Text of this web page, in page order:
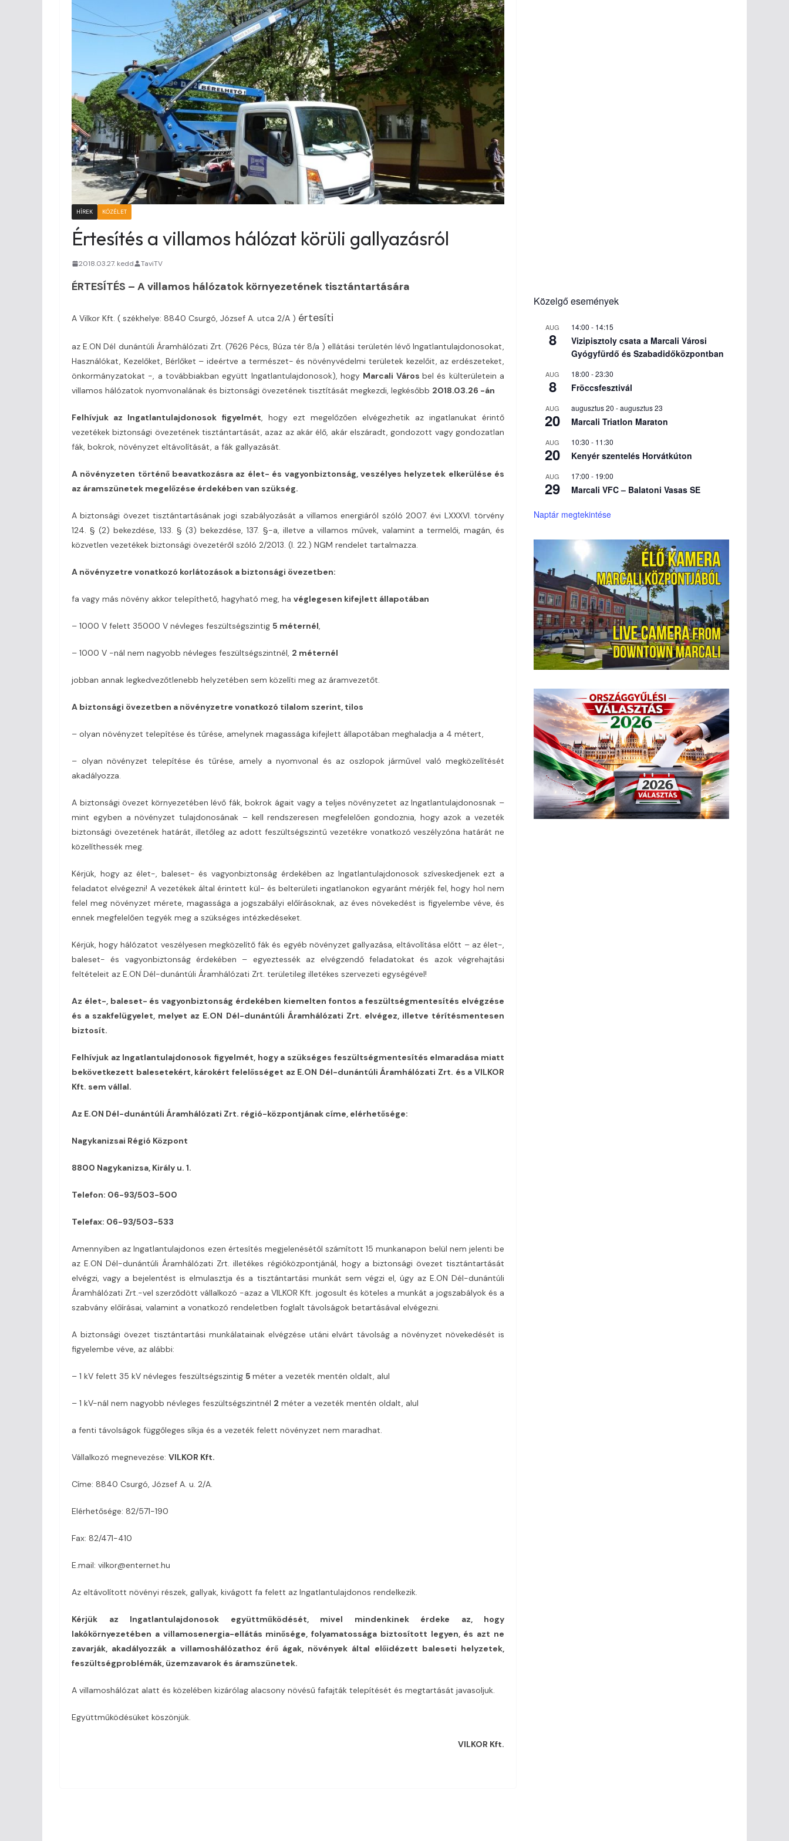
HÍREK KÖZÉLET
Értesítés a villamos hálózat körüli gallyazásról
2018.03.27. kedd TaviTV
ÉRTESÍTÉS – A villamos hálózatok környezetének tisztántartására
A Vilkor Kft. ( székhelye: 8840 Csurgó, József A. utca 2/A ) értesíti
az E.ON Dél dunántúli Áramhálózati Zrt. (7626 Pécs, Búza tér 8/a ) ellátási területén lévő Ingatlantulajdonosokat,
Használókat, Kezelőket, Bérlőket – ideértve a természet- és növényvédelmi területek kezelőit, az erdészeteket,
önkormányzatokat -, a továbbiakban együtt Ingatlantulajdonosok), hogy Marcali Városbel és külterületein a
villamos hálózatok nyomvonalának és biztonsági övezetének tisztítását megkezdi, legkésőbb 2018.03.26 -án
Felhívjuk az Ingatlantulajdonosok figyelmét, hogy ezt megelőzően elvégezhetik az ingatlanukat érintő
vezetékek biztonsági övezetének tisztántartását, azaz az akár élő, akár elszáradt, gondozott vagy gondozatlan
fák, bokrok, növényzet eltávolítását, a fák gallyazását.
A növényzeten történő beavatkozásra az élet- és vagyonbiztonság, veszélyes helyzetek elkerülése és
az áramszünetek megelőzése érdekében van szükség.
A biztonsági övezet tisztántartásának jogi szabályozását a villamos energiáról szóló 2007. évi LXXXVI. törvény
124. § (2) bekezdése, 133. § (3) bekezdése, 137. §-a, illetve a villamos művek, valamint a termelői, magán, és
közvetlen vezetékek biztonsági övezetéről szóló 2/2013. (I. 22.) NGM rendelet tartalmazza.
A növényzetre vonatkozó korlátozások a biztonsági övezetben:
fa vagy más növény akkor telepíthető, hagyható meg, ha véglegesen kifejlett állapotában
– 1000 V felett 35000 V névleges feszültségszintig 5 méternél,
– 1000 V -nál nem nagyobb névleges feszültségszintnél, 2 méternél
jobban annak legkedvezőtlenebb helyzetében sem közelíti meg az áramvezetőt.
A biztonsági övezetben a növényzetre vonatkozó tilalom szerint, tilos
– olyan növényzet telepítése és tűrése, amelynek magassága kifejlett állapotában meghaladja a 4 métert,
– olyan növényzet telepítése és tűrése, amely a nyomvonal és az oszlopok járművel való megközelítését
akadályozza.
A biztonsági övezet környezetében lévő fák, bokrok ágait vagy a teljes növényzetet az Ingatlantulajdonosnak –
mint egyben a növényzet tulajdonosának – kell rendszeresen megfelelően gondoznia, hogy azok a vezeték
biztonsági övezetének határát, illetőleg az adott feszültségszintű vezetékre vonatkozó veszélyzóna határát ne
közelíthessék meg.
Kérjük, hogy az élet-, baleset- és vagyonbiztonság érdekében az Ingatlantulajdonosok szíveskedjenek ezt a
feladatot elvégezni! A vezetékek által érintett kül- és belterületi ingatlanokon egyaránt mérjék fel, hogy hol nem
felel meg növényzet mérete, magassága a jogszabályi előírásoknak, az éves növekedést is figyelembe véve, és
ennek megfelelően tegyék meg a szükséges intézkedéseket.
Kérjük, hogy hálózatot veszélyesen megközelítő fák és egyéb növényzet gallyazása, eltávolítása előtt – az élet-,
baleset- és vagyonbiztonság érdekében – egyeztessék az elvégzendő feladatokat és azok végrehajtási
feltételeit az E.ON Dél-dunántúli Áramhálózati Zrt. területileg illetékes szervezeti egységével!
Az élet-, baleset- és vagyonbiztonság érdekében kiemelten fontos a feszültségmentesítés elvégzése
és a szakfelügyelet, melyet az E.ON Dél-dunántúli Áramhálózati Zrt. elvégez, illetve térítésmentesen
biztosít.
Felhívjuk az Ingatlantulajdonosok figyelmét, hogy a szükséges feszültségmentesítés elmaradása miatt
bekövetkezett balesetekért, károkért felelősséget az E.ON Dél-dunántúli Áramhálózati Zrt. és a VILKOR
Kft. sem vállal.
Az E.ON Dél-dunántúli Áramhálózati Zrt. régió-központjának címe, elérhetősége:
Nagykanizsai Régió Központ
8800 Nagykanizsa, Király u. 1.
Telefon: 06-93/503-500
Telefax: 06-93/503-533
Amennyiben az Ingatlantulajdonos ezen értesítés megjelenésétől számított 15 munkanapon belül nem jelenti be
az E.ON Dél-dunántúli Áramhálózati Zrt. illetékes régióközpontjánál, hogy a biztonsági övezet tisztántartását
elvégzi, vagy a bejelentést is elmulasztja és a tisztántartási munkát sem végzi el, úgy az E.ON Dél-dunántúli
Áramhálózati Zrt.-vel szerződött vállalkozó -azaz a VILKOR Kft. jogosult és köteles a munkát a jogszabályok és a
szabvány előírásai, valamint a vonatkozó rendeletben foglalt távolságok betartásával elvégezni.
A biztonsági övezet tisztántartási munkálatainak elvégzése utáni elvárt távolság a növényzet növekedését is
figyelembe véve, az alábbi:
– 1 kV felett 35 kV névleges feszültségszintig 5 méter a vezeték mentén oldalt, alul
– 1 kV-nál nem nagyobb névleges feszültségszintnél 2 méter a vezeték mentén oldalt, alul
a fenti távolságok függőleges síkja és a vezeték felett növényzet nem maradhat.
Vállalkozó megnevezése: VILKOR Kft.
Címe: 8840 Csurgó, József A. u. 2/A.
Elérhetősége: 82/571-190
Fax: 82/471-410
E.mail: vilkor@enternet.hu
Az eltávolított növényi részek, gallyak, kivágott fa felett az Ingatlantulajdonos rendelkezik.
Kérjük az Ingatlantulajdonosok együttműködését, mivel mindenkinek érdeke az, hogy
lakókörnyezetében a villamosenergia-ellátás minősége, folyamatossága biztosított legyen, és azt ne
zavarják, akadályozzák a villamoshálózathoz érő ágak, növények által előidézett baleseti helyzetek,
feszültségproblémák, üzemzavarok és áramszünetek.
A villamoshálózat alatt és közelében kizárólag alacsony növésű fafajták telepítését és megtartását javasoljuk.
Együttműködésüket köszönjük.
VILKOR Kft.
Közelgő események
AUG
8
14:00 - 14:15
Vizipisztoly csata a Marcali Városi
Gyógyfürdő és Szabadidőközpontban
AUG
8
18:00 -23:30
Fröccsfesztivál
AUG
20
augusztus 20 -augusztus 23
Marcali Triatlon Maraton
AUG
20
10:30 - 11:30
Kenyér szentelés Horvátkúton
AUG
29
17:00 - 19:00
Marcali VFC – Balatoni Vasas SE
Naptár megtekintése